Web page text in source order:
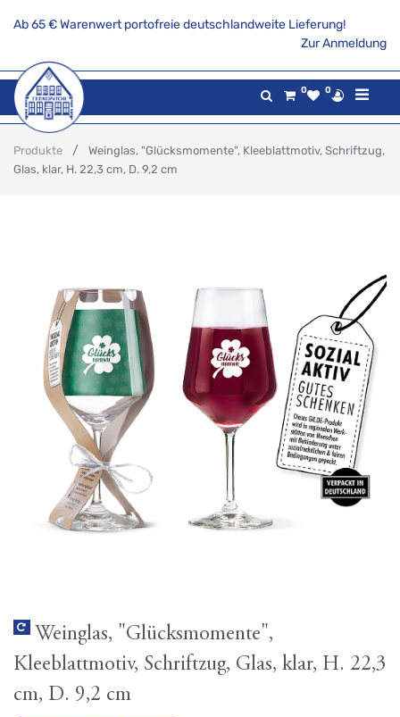
Ab 65 € Warenwert portofreie deutschlandweite Lieferung!
Zur Anmeldung
0 0
Produkte
Weinglas, "Glücksmomente", Kleeblattmotiv, Schriftzug,
Glas, klar, H. 22,3 cm, D. 9,2 cm
Weinglas, "Glücksmomente",
Kleeblattmotiv, Schriftzug, Glas, klar, H. 22,3
cm, D. 9,2 cm